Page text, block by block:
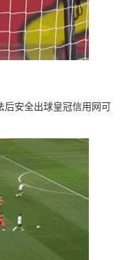
后安全出球皇冠信用网可